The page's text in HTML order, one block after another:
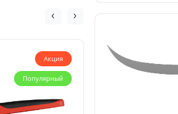
Акция
Популярный